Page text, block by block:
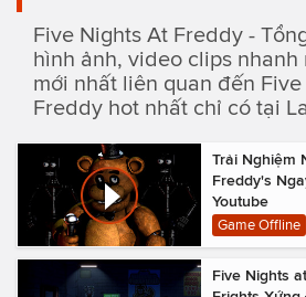
Five Nights At Freddy -
hình ảnh, video clips nhanh
mới nhất liên quan đến
Freddy hot nhất chỉ có tại
Trải Nghiệm
Freddy's
Youtube
Game Offline
Five Nights